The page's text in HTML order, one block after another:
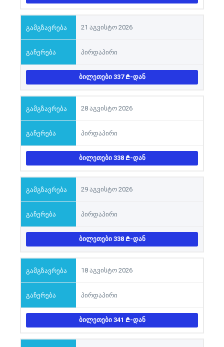
21 აგვისტო 2026
პირდაპირი
ᲑᲘᲚᲔᲗᲔᲑᲘ 337 -ᲓᲐᲜ
28 აგვისტო 2026
პირდაპირი
ᲑᲘᲚᲔᲗᲔᲑᲘ 338 -ᲓᲐᲜ
29 აგვისტო 2026
პირდაპირი
ᲑᲘᲚᲔᲗᲔᲑᲘ 338 -ᲓᲐᲜ
18 აგვისტო 2026
პირდაპირი
ᲑᲘᲚᲔᲗᲔᲑᲘ 341 -ᲓᲐᲜ